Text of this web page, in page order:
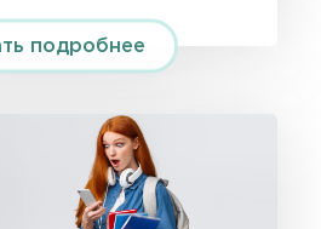
подробнее